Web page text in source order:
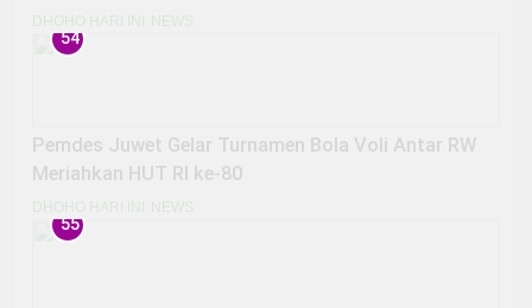
DHOHO HARI INI NEWS
54
Pemdes Juwet Gelar Turnamen Bola Voli Antar RW
Meriahkan HUT RI ke-80
DHOHO HARI INI NEWS
55